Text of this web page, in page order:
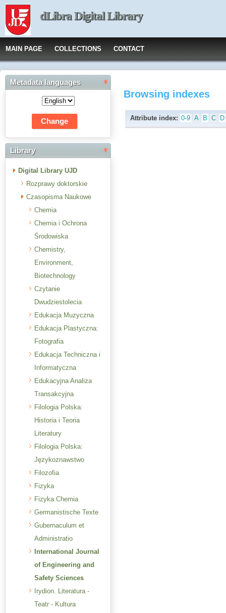
dLibra Digital Library
MAIN PAGE COLLECTIONS CONTACT
Metadata languages
Library
Digital Library UJD
Rozprawy doktorskie
Czasopisma Naukowe
Chemia
Chemia i Ochrona
Środowiska
Chemistry,
Environment,
Biotechnology
Czytanie
Dwudziestolecia
Edukacja Muzyczna
Edukacja Plastyczna:
Fotografia
Edukacja Techniczna i
Informatyczna
Edukacyjna Analiza
Transakcyjna
Filologia Polska:
Historia i Teoria
Literatury
Filologia Polska:
Językoznawstwo
Filozofia
Fizyka
Fizyka.Chemia
Germanistische Texte
Gubernaculum et
Administratio
International Journal
of Engineering and
Safety Sciences
Irydion. Literatura -
Teatr - Kultura
Browsing indexes
Attribute index: 0-9 A B C D